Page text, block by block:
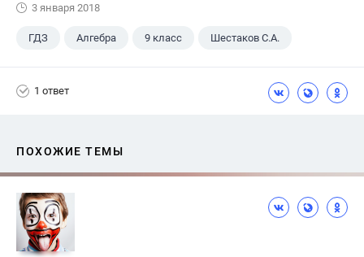
3 января 2018
ГДЗ Алгебра 9 класс Шестаков С.А.
1 ответ
ПОХОЖИЕ ТЕМЫ